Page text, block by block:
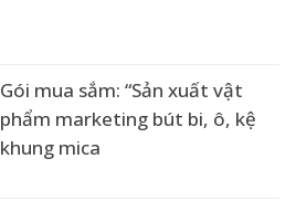
Gói mua sắm: “Sản xuất vật
phẩm marketing bút bi, ô, kệ
khung mica